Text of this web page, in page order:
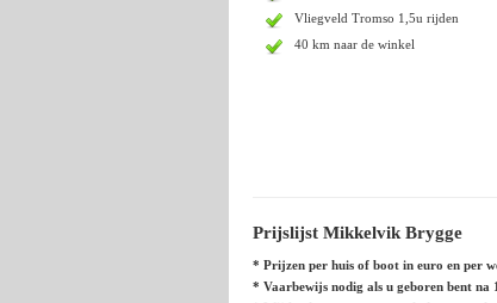
Vliegveld Tromso 1,5u rijden
40 km naar de winkel
Prijslijst Mikkelvik Brygge
* Prijzen per huis of boot in euro en per
* Vaarbewijs nodig als u geboren bent na